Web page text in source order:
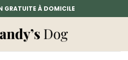
GRATUITE À DOMICILE